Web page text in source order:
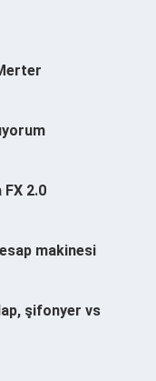
FX 2.0
makinesi
şifonyer vs